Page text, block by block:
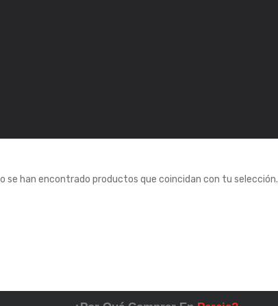
se han encontrado productos que coincidan con tu selección.